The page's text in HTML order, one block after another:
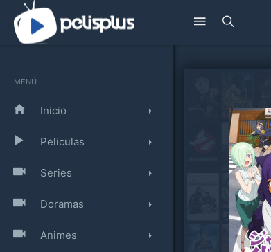
MENÚ
Inicio
Peliculas
Series
Doramas
Animes